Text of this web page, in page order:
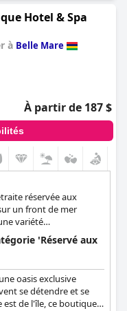
Hotel & Spa
à Belle Mare
À partir de 187 $
réservée aux
un front de mer
variété
chambres de charme,
et 5 suites senior.
aux voyageurs
et sophistiquée.
d'options de
les bars de l'hôtel
Pour ceux qui
'Réservé aux
oasis exclusive
se détendre et se
est de l'île, ce boutique-